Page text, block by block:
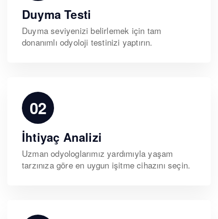
Duyma Testi
Duyma seviyenizi belirlemek için tam
donanımlı odyoloji testinizi yaptırın.
02
İhtiyaç Analizi
Uzman odyologlarımız yardımıyla yaşam
tarzınıza göre en uygun işitme cihazını seçin.